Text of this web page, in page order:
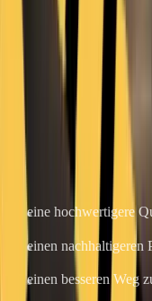
Hero-Aufnahmen
Verwenden Sie
volumenbasierte
Verwenden Sie
Ausgaben optisch
Das gibt Ihnen:
eine hochwertigere
einen nachhaltigeren
einen besseren Weg